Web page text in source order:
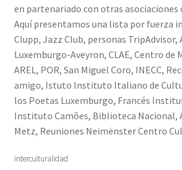
en partenariado con otras
Aquí presentamos una lista por fuerza
Clupp, Jazz Club, personas TripAdvisor,
Luxemburgo-Aveyron, CLAE, Centro de
AREL, POR, San Miguel Coro, INECC,
amigo, Istuto Instituto Italiano de
los Poetas Luxemburgo, Francés
Instituto Camões, Biblioteca Nacional,
Metz, Reuniones Neimënster Centro
interculturalidad